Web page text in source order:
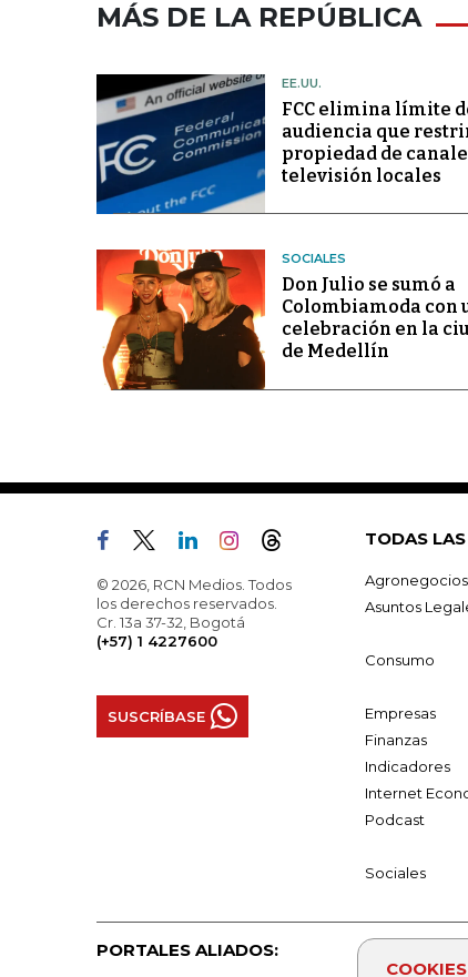
COOKIES
MÁS DE LA REPÚBLICA
EE.UU.
FCC elimina límite
audiencia que
propiedad de
televisión locales
SOCIALES
Don Julio se sumó a
Colombiamoda con
celebración en la
de Medellín
© 2026, RCN Medios. Todos
los derechos reservados.
Cr. 13a 37-32, Bogotá
(+57) 1 4227600
SUSCRÍBASE
TODAS
Agronegocios
Asuntos
Consumo
Empresas
Finanzas
Indicadores
Internet
Podcast
Sociales
PORTALES ALIADOS: